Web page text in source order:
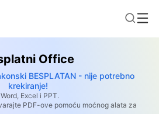
Office
BESPLATAN - nije potrebno
krekiranje!
Excel i PPT.
PDF-ove pomoću moćnog alata za